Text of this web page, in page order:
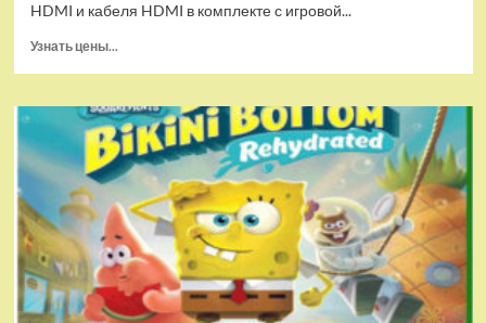
HDMI и кабеля HDMI в комплекте с игровой...
Узнать цены...
Игровая
приставка
Hamy
5
(505-
в-1)
HDMI
GTA